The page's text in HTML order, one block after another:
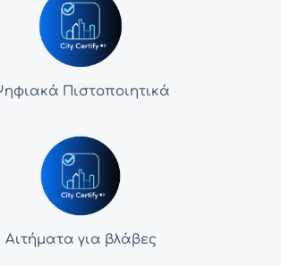
Πιστοποιητικά
Αιτήματα για βλάβες